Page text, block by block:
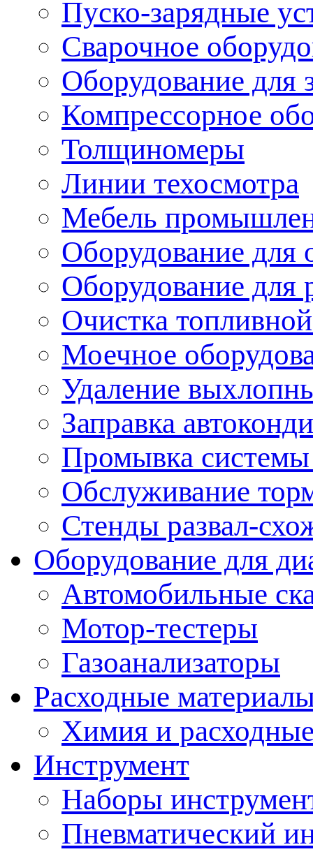
Пуско-зарядные
Сварочное
Оборудование для
Компрессорное
Толщиномеры
Линии техосмотра
Мебель
Оборудование для
Оборудование для
Очистка
Моечное
Удаление
Заправка
Промывка
Обслуживание
Стенды развал-
Оборудование для
Автомобильные
Мотор-тестеры
Газоанализаторы
Расходные
Химия и
Инструмент
Наборы
Пневматический